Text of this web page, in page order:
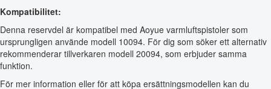
Kompatibilitet:
Denna reservdel är kompatibel med Aoyue varmluftspistoler som
ursprungligen använde modell 10094. För dig som söker ett alternativ
rekommenderar tillverkaren modell 20094, som erbjuder samma
funktion.
För mer information eller för att köpa ersättningsmodellen kan du